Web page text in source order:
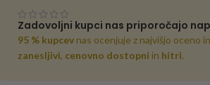
Zadovoljni kupci nas priporočajo
95 % kupcev nas ocenjuje z najvišjo oceno
zanesljivi, cenovno dostopni in hitri.